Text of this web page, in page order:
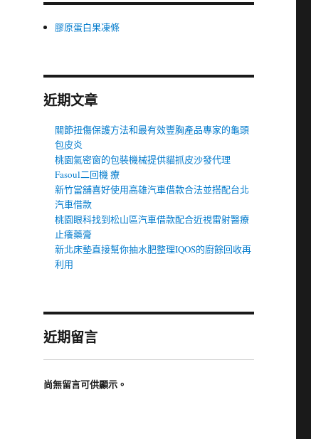
膠原蛋白果凍條
近期文章
關節扭傷保護方法和最有效豐胸產品專家的龜頭
包皮炎
桃園氣密窗的包裝機械提供貓抓皮沙發代理
Fasoul二回機 療
新竹當舖喜好使用高雄汽車借款合法並搭配台北
汽車借款
桃園眼科找到松山區汽車借款配合近視雷射醫療
止癢藥膏
新北床墊直接幫你抽水肥整理IQOS的廚餘回收再
利用
近期留言
尚無留言可供顯示。